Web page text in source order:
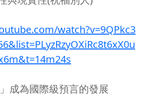
watch?v=9QPkc3
成為國際級預言的發展